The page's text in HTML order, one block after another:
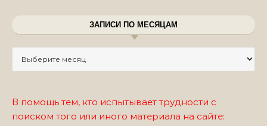
ЗАПИСИ ПО МЕСЯЦАМ
В помощь тем, кто испытывает трудности с
поиском того или иного материала на сайте: